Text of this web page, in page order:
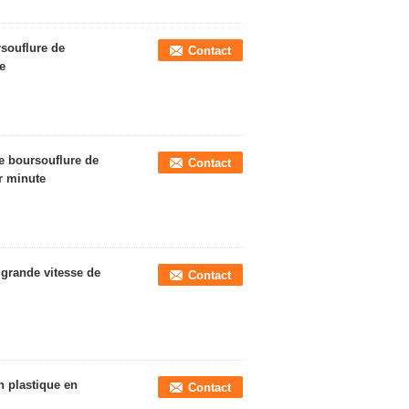
de
Contact
boursouflure de
minute
Contact
vitesse de Contact
plastique en Contact